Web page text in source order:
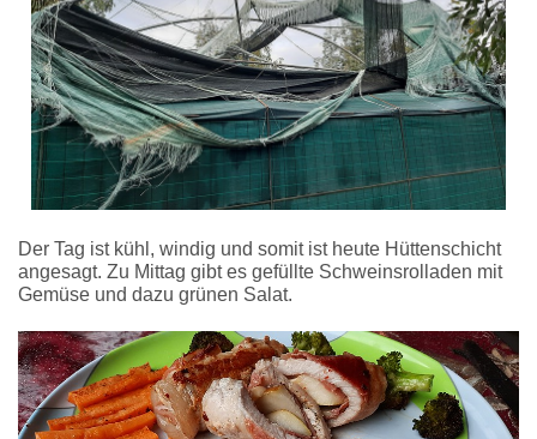
Der Tag ist kühl, windig und somit ist heute Hüttenschicht
angesagt. Zu Mittag gibt es gefüllte Schweinsrolladen mit
Gemüse und dazu grünen Salat.